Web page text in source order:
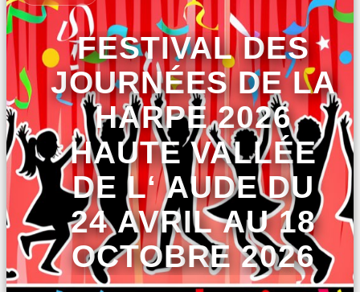
FESTIVAL DES
JOURNÉES DE LA
HARPE 2026
HAUTE VALLÉE
DE L‘ AUDE DU
24 AVRIL AU 18
OCTOBRE 2026